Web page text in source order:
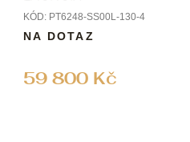
KÓD: PT6248-SS00L-130-4
59 800 Kč
NA DOTAZ